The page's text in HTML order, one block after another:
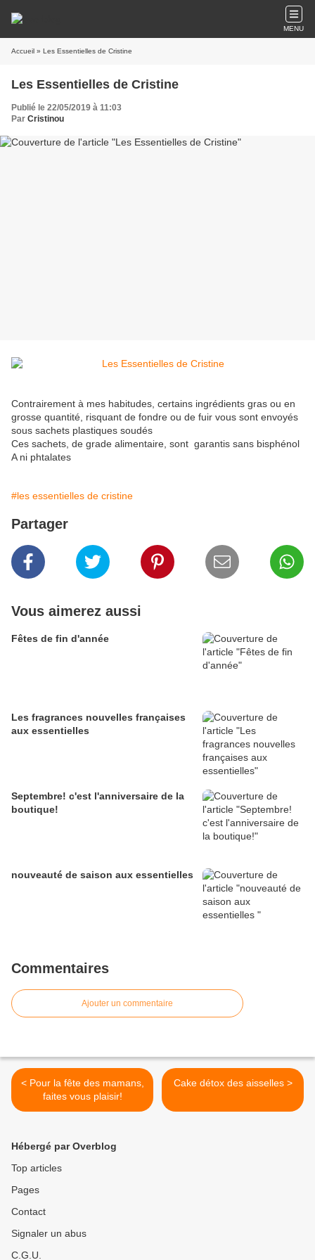
MENU
Accueil » Les Essentielles de Cristine
Les Essentielles de Cristine
Publié le 22/05/2019 à 11:03
Par Cristinou
Contrairement à mes habitudes, certains ingrédients gras ou en
grosse quantité, risquant de fondre ou de fuir vous sont envoyés
sous sachets plastiques soudés
Ces sachets, de grade alimentaire, sont garantis sans bisphénol
A ni phtalates
#les essentielles de cristine
Partager
Vous aimerez aussi
Fêtes de fin d'année
Les fragrances nouvelles françaises
aux essentielles
Septembre! c'est l'anniversaire de la
boutique!
nouveauté de saison aux essentielles
Commentaires
Ajouter un commentaire
< Pour la fête des mamans,
faites vous plaisir!
Cake détox des aisselles >
Hébergé par Overblog
Top articles
Pages
Contact
Signaler un abus
C.G.U.